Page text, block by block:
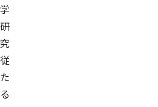
学
研
究
従
た
る